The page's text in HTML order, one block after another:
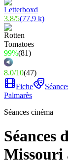
3.8/5(77,9 k)
99%(81)
8.0/10(47)
Fiche
Palmarès
Séances cinéma
Séances
Missouri